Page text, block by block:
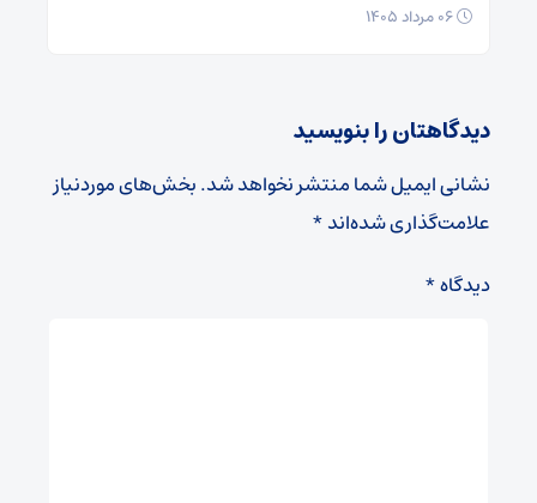
دیدگاهتان را بنویسید
نشانی ایمیل شما منتشر نخواهد شد.بخش‌های موردنیاز
علامت‌گذاری شده‌اند*
دیدگاه*